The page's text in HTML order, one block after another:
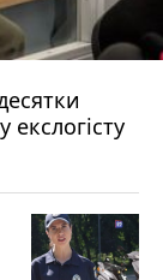
екслогісту